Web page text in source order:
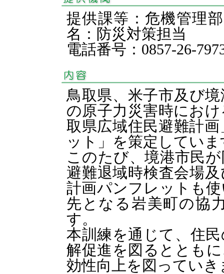
提供課等：危機管
名：防災対策担当
電話番号：0857-26-
鳥取県、米子市及び
の原子力災害時にお
取県広域住民避難計
ット」を策定していま
このたび、境港市民
避難退域時検査会場
計画パンフレットも
先となる岩美町の協
す。
本訓練を通じて、住
解促進を図るととも
効性向上を図っていき